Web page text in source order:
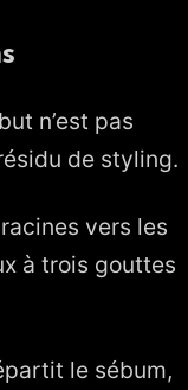
n’est pas
de styling.
vers les
à trois gouttes
le sébum,